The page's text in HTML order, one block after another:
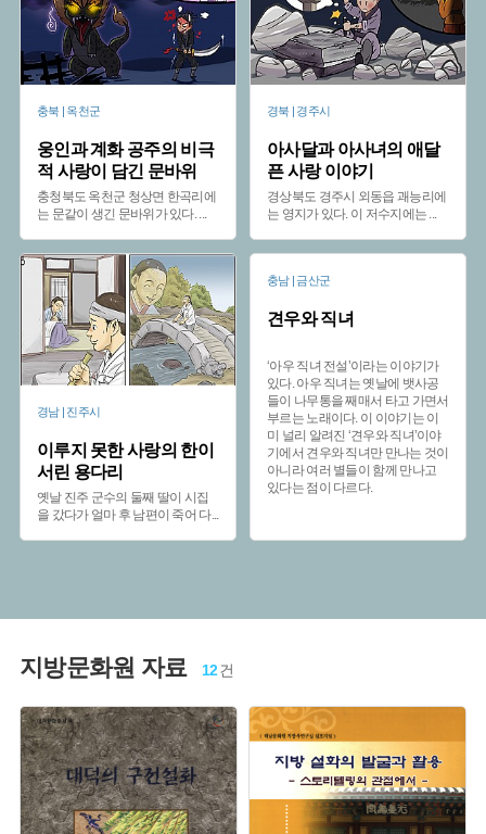
충북 | 옥천군
웅인과 계화 공주의 비극
적 사랑이 담긴 문바위
충청북도 옥천군 청상면 한곡리에
는 문같이 생긴 문바위가 있다....
경북 | 경주시
아사달과 아사녀의 애달
픈 사랑 이야기
경상북도 경주시 외동읍 괘능리에
는 영지가 있다. 이 저수지에는 ...
경남 | 진주시
이루지 못한 사랑의 한이
서린 용다리
옛날 진주 군수의 둘째 딸이 시집
을 갔다가 얼마 후 남편이 죽어 다...
충남 | 금산군
견우와 직녀
‘아우 직녀 전설’이라는 이야기가
있다. 아우 직녀는 옛날에 뱃사공
들이 나무통을 째매서 타고 가면서
부르는 노래이다. 이 이야기는 이
미 널리 알려진 ‘견우와 직녀’이야
기에서 견우와 직녀만 만나는 것이
아니라 여러 별들이 함께 만나고
있다는 점이 다르다.
지방문화원 자료 12건
주제 :
유형 :
발행 :
발행 :